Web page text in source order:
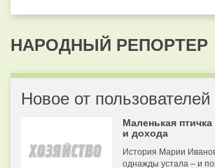
НАРОДНЫЙ РЕПОРТЕР
Новое от пользователей
Маленькая
и дохода
История Марии
однажды устала – и